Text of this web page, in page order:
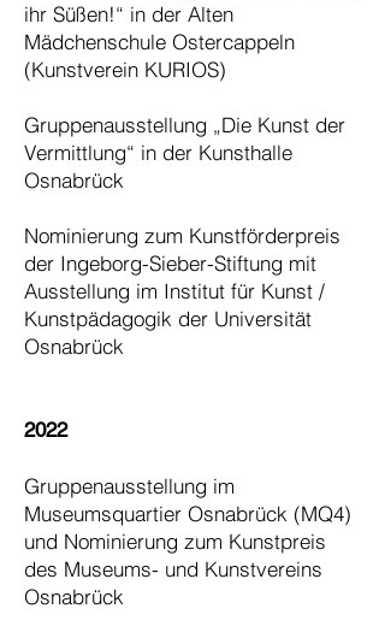
ihr Süßen!“ in der Alten
Mädchenschule Ostercappeln
(Kunstverein KURIOS)
Gruppenausstellung „Die Kunst der
Vermittlung“ in der Kunsthalle
Osnabrück
Nominierung zum Kunstförderpreis
der Ingeborg-Sieber-Stiftung mit
Ausstellung im Institut für Kunst /
Kunstpädagogik der Universität
Osnabrück
2022
Gruppenausstellung im
Museumsquartier Osnabrück (MQ4)
und Nominierung zum Kunstpreis
des Museums- und Kunstvereins
Osnabrück